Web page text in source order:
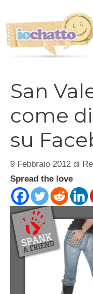
contenuto
San
come
su
9 Febbraio 2012 di
Spread the love